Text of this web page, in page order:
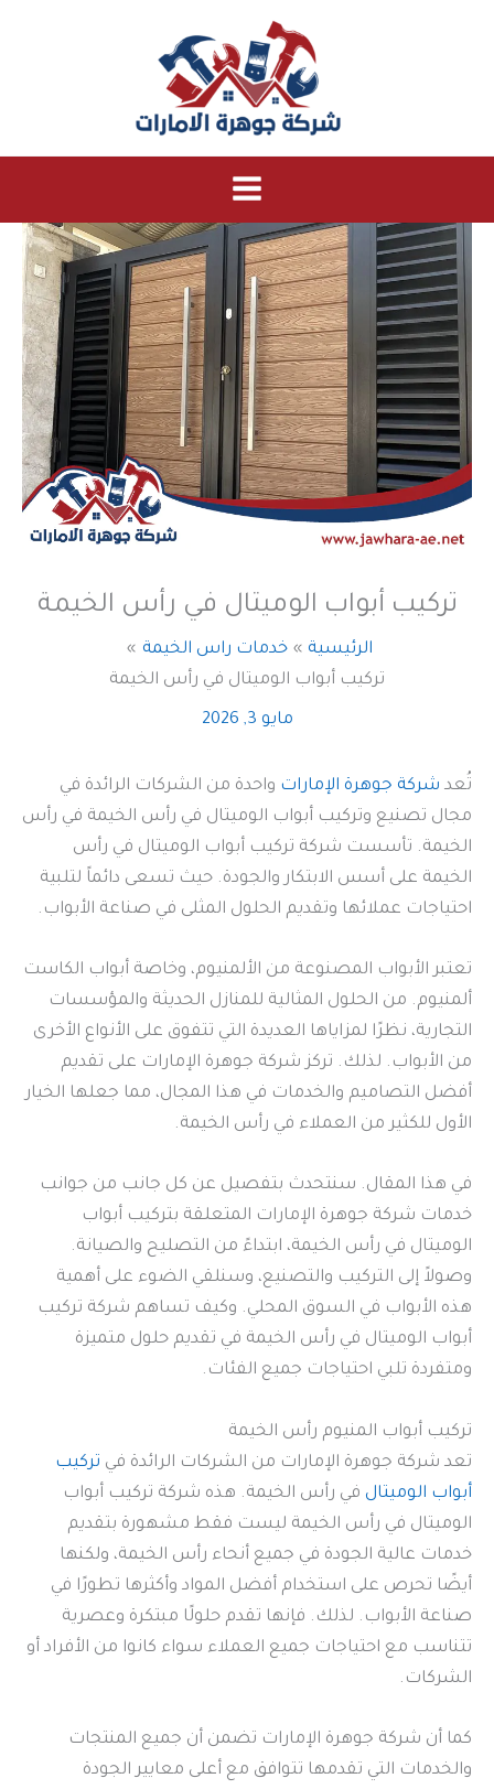
تركيب أبواب الوميتال في رأس الخيمة
الرئيسية
خدمات راس الخيمة
تركيب أبواب الوميتال في رأس الخيمة
مايو 3, 2026
تُعد شركة جوهرة الإمارات واحدة من الشركات الرائدة في
مجال تصنيع وتركيب أبواب الوميتال في رأس الخيمة في رأس
الخيمة. تأسست شركة تركيب أبواب الوميتال في رأس
الخيمة على أسس الابتكار والجودة. حيث تسعى دائماً لتلبية
احتياجات عملائها وتقديم الحلول المثلى في صناعة الأبواب.
تعتبر الأبواب المصنوعة من الألمنيوم، وخاصة أبواب الكاست
ألمنيوم. من الحلول المثالية للمنازل الحديثة والمؤسسات
التجارية، نظرًا لمزاياها العديدة التي تتفوق على الأنواع الأخرى
من الأبواب. لذلك. تركز شركة جوهرة الإمارات على تقديم
أفضل التصاميم والخدمات في هذا المجال، مما جعلها الخيار
الأول للكثير من العملاء في رأس الخيمة.
في هذا المقال. سنتحدث بتفصيل عن كل جانب من جوانب
خدمات شركة جوهرة الإمارات المتعلقة بتركيب أبواب
الوميتال في رأس الخيمة، ابتداءً من التصليح والصيانة.
وصولاً إلى التركيب والتصنيع، وسنلقي الضوء على أهمية
هذه الأبواب في السوق المحلي. وكيف تساهم شركة تركيب
أبواب الوميتال في رأس الخيمة في تقديم حلول متميزة
ومتفردة تلبي احتياجات جميع الفئات.
تركيب أبواب المنيوم رأس الخيمة
تعد شركة جوهرة الإمارات من الشركات الرائدة في تركيب
أبواب الوميتال في رأس الخيمة. هذه شركة تركيب أبواب
الوميتال في رأس الخيمة ليست فقط مشهورة بتقديم
خدمات عالية الجودة في جميع أنحاء رأس الخيمة، ولكنها
أيضًا تحرص على استخدام أفضل المواد وأكثرها تطورًا في
صناعة الأبواب. لذلك. فإنها تقدم حلولًا مبتكرة وعصرية
تتناسب مع احتياجات جميع العملاء سواء كانوا من الأفراد أو
الشركات.
كما أن شركة جوهرة الإمارات تضمن أن جميع المنتجات
والخدمات التي تقدمها تتوافق مع أعلى معايير الجودة